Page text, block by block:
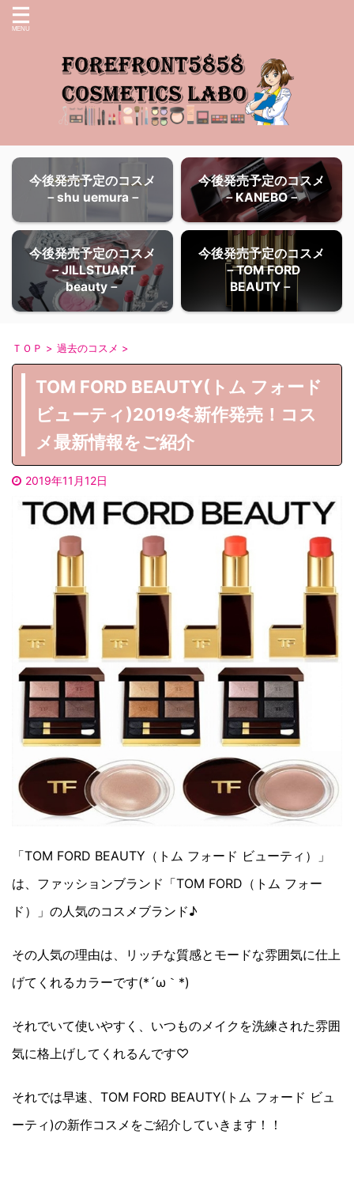
今後発売予定のコスメ
－shu uemura－
今後発売予定のコスメ
－KANEBO－
今後発売予定のコスメ
－JILLSTUART
beauty－
今後発売予定のコスメ
－TOM FORD
BEAUTY－
ＴＯＰ > 過去のコスメ >
TOM FORD BEAUTY(トム フォード
ビューティ)2019冬新作発売！コス
メ最新情報をご紹介
2019年11月12日
「TOM FORD BEAUTY（トム フォード ビューティ）」
は、ファッションブランド「TOM FORD（トム フォー
ド）」の人気のコスメブランド♪
その人気の理由は、リッチな質感とモードな雰囲気に仕上
げてくれるカラーです(*´ω｀*)
それでいて使いやすく、いつものメイクを洗練された雰囲
気に格上げしてくれるんです♡
それでは早速、TOM FORD BEAUTY(トム フォード ビュ
ーティ)の新作コスメをご紹介していきます！！